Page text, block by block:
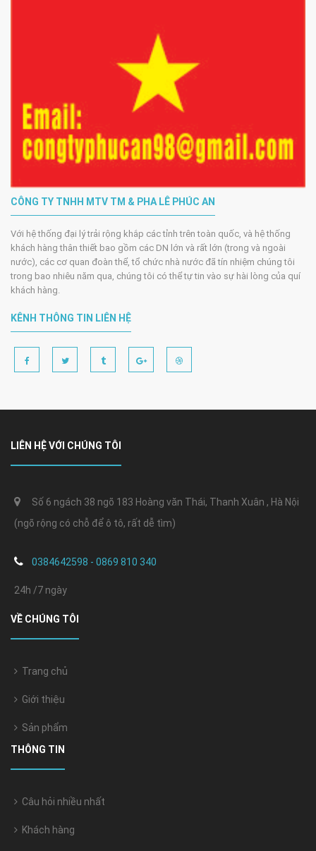
CÔNG TY TNHH MTV TM & PHA LÊ PHÚC AN
Với hệ thống đại lý trải rộng khắp các tỉnh trên toàn quốc, và hệ thống
khách hàng thân thiết bao gồm các DN lớn và rất lớn (trong và ngoài
nước), các cơ quan đoàn thể, tổ chức nhà nước đã tín nhiệm chúng tôi
trong bao nhiêu năm qua, chúng tôi có thể tự tin vào sự hài lòng của quí
khách hàng.
KÊNH THÔNG TIN LIÊN HỆ
LIÊN HỆ VỚI CHÚNG TÔI
Số 6 ngách 38 ngõ 183 Hoàng văn Thái, Thanh Xuân , Hà Nội
(ngõ rộng có chỗ để ô tô, rất dễ tìm)
0384642598 - 0869 810 340
24h /7 ngày
VỀ CHÚNG TÔI
Trang chủ
Giới thiệu
Sản phẩm
THÔNG TIN
Câu hỏi nhiều nhất
Khách hàng